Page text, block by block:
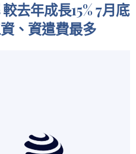
去年成長15% 7月底
、資遣費最多